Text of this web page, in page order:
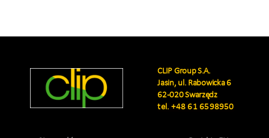
CLIP Group S.A.
Jasin, ul. Rabowicka 6
62-020 Swarzędz
tel.+48 61 6598950